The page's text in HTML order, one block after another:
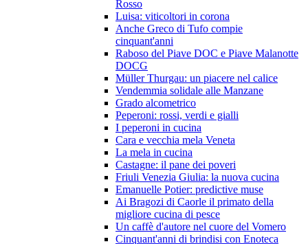
Rosso
Luisa: viticoltori in corona
Anche Greco di Tufo compie
cinquant'anni
Raboso del Piave DOC e Piave Malanotte
DOCG
Müller Thurgau: un piacere nel calice
Vendemmia solidale alle Manzane
Grado alcometrico
Peperoni: rossi, verdi e gialli
I peperoni in cucina
Cara e vecchia mela Veneta
La mela in cucina
Castagne: il pane dei poveri
Friuli Venezia Giulia: la nuova cucina
Emanuelle Potier: predictive muse
Ai Bragozi di Caorle il primato della
migliore cucina di pesce
Un caffè d'autore nel cuore del Vomero
Cinquant'anni di brindisi con Enoteca